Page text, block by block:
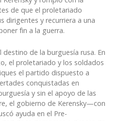
de que el proletariado
dirigentes y recurriera a una
fin a la guerra.
destino de la burguesía rusa. En
el proletariado y los soldados
el partido dispuesto a
conquistadas en
y sin el apoyo de las
el gobierno de Kerensky—con
ayuda en el Pre-